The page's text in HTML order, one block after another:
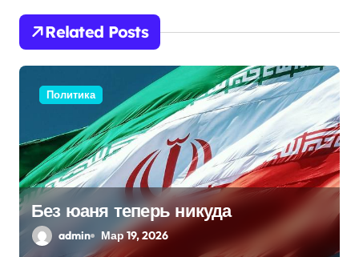
и
я
п
з
а
п
и
Related Posts
Политика
Без юаня теперь никуда
admin Мар 19, 2026